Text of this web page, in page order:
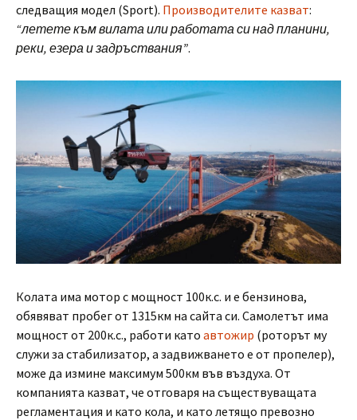
следващия модел (Sport). Производителите казват:
“летете към вилата или работата си над планини,
реки, езера и задръствания”.
Колата има мотор с мощност 100к.с. и е бензинова,
обявяват пробег от 1315км на сайта си. Самолетът има
мощност от 200к.с., работи като автожир (роторът му
служи за стабилизатор, а задвижването е от пропелер),
може да измине максимум 500км във въздуха. От
компанията казват, че отговаря на съществуващата
регламентация и като кола, и като летящо превозно